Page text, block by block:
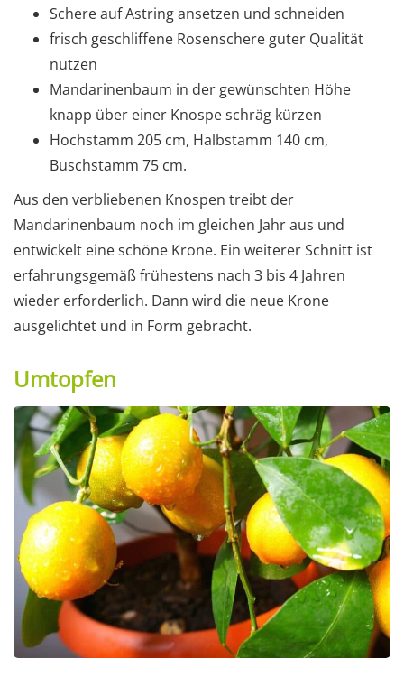
Schere auf Astring ansetzen und schneiden
frisch geschliffene Rosenschere guter Qualität
nutzen
Mandarinenbaum in der gewünschten Höhe
knapp über einer Knospe schräg kürzen
Hochstamm 205 cm, Halbstamm 140 cm,
Buschstamm 75 cm.
Aus den verbliebenen Knospen treibt der
Mandarinenbaum noch im gleichen Jahr aus und
entwickelt eine schöne Krone. Ein weiterer Schnitt ist
erfahrungsgemäß frühestens nach 3 bis 4 Jahren
wieder erforderlich. Dann wird die neue Krone
ausgelichtet und in Form gebracht.
Umtopfen